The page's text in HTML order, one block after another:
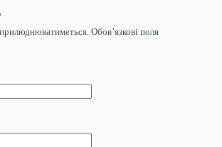
Обов’язкові поля